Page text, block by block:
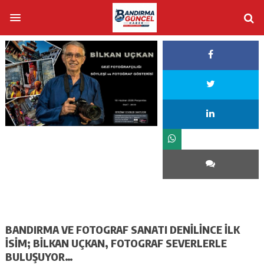
BANDIRMA VE FOTOGRAF SANATI DENİLİNCE İLK
İSİM; BİLKAN UÇKAN, FOTOGRAF SEVERLERLE
BULUŞUYOR…